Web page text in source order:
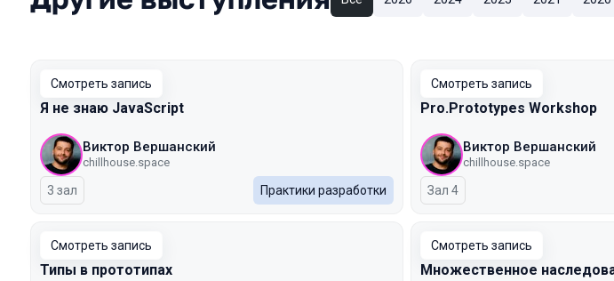
Смотреть запись
Я не знаю JavaScript
Виктор Вершанский
chillhouse.space
3 зал Практики разработки
Смотреть запись
Pro.Prototypes Workshop
Виктор Вершанский
chillhouse.space
Зал 4
Смотреть запись
Типы в прототипах
Смотреть запись
Множественное